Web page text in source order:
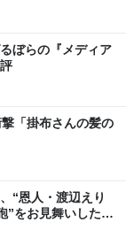
ぼらの『メディア
「掛布さんの髪の
“恩人・渡辺えり
”をお見舞いした現